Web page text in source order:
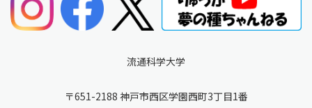
流通科学大学
〒651-2188 神戸市西区学園西町3丁目1番